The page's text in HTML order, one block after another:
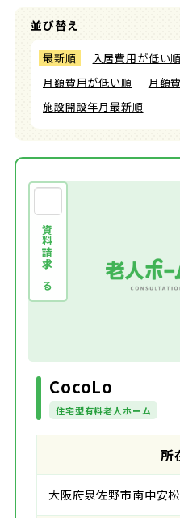
並び替え
最新順 入居費用が低い順
月額費用が低い順
月額
施設開設年月最新順
資料請求する
CocoLo
住宅型有料老人ホーム
所
大阪府泉佐野市南中安